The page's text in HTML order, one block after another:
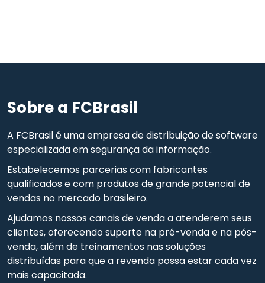
Sobre a FCBrasil
A FCBrasil é uma empresa de distribuição de software
especializada em segurança da informação.
Estabelecemos parcerias com fabricantes
qualificados e com produtos de grande potencial de
vendas no mercado brasileiro.
Ajudamos nossos canais de venda a atenderem seus
clientes, oferecendo suporte na pré-venda e na pós-
venda, além de treinamentos nas soluções
distribuídas para que a revenda possa estar cada vez
mais capacitada.